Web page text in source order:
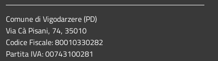
Comune di Vigodarzere (PD)
Via Cà Pisani, 74, 35010
Codice Fiscale: 80010330282
Partita IVA: 00743100281